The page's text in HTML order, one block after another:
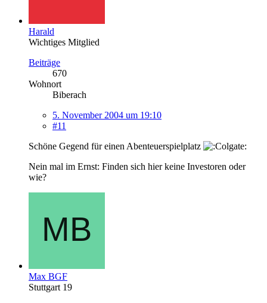
Harald
Wichtiges Mitglied
Beiträge
670
Wohnort
Biberach
5. November 2004 um 19:10
#11
Schöne Gegend für einen Abenteuerspielplatz
Nein mal im Ernst: Finden sich hier keine Investoren oder
wie?
Max BGF
Stuttgart 19